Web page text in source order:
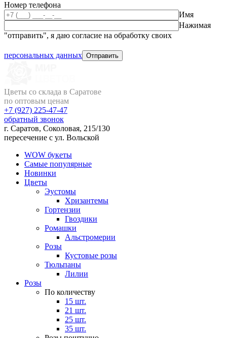
Номер телефона
Имя
Нажимая
"отправить", я даю согласие на обработку своих
персональных данных
Цветы со склада в Саратове
по оптовым ценам
+7 (927) 225-47-47
обратный звонок
г. Саратов, Соколовая, 215/130
пересечение с ул. Вольской
WOW букеты
Самые популярные
Новинки
Цветы
Эустомы
Хризантемы
Гортензии
Гвоздики
Ромашки
Альстромерии
Розы
Кустовые розы
Тюльпаны
Лилии
Розы
По количеству
15 шт.
21 шт.
25 шт.
35 шт.